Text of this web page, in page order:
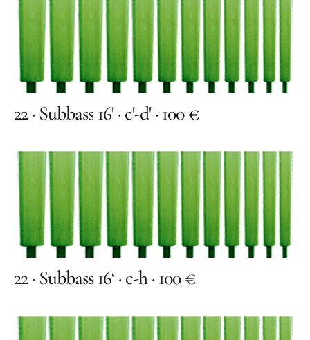
22 · Subbass 16' · c'-d' · 100 €
22 · Subbass 16‘ · c-h · 100 €